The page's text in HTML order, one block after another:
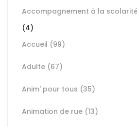
Accompagnement à la
(4)
Accueil (99)
Adulte (67)
Anim' pour tous (35)
Animation de rue (13)